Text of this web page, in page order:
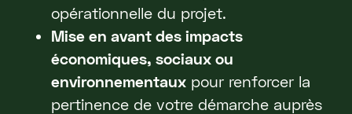
opérationnelle du projet.
Mise en avant des impacts
économiques, sociaux ou
environnementauxpour renforcer la
pertinence de votre démarche auprès